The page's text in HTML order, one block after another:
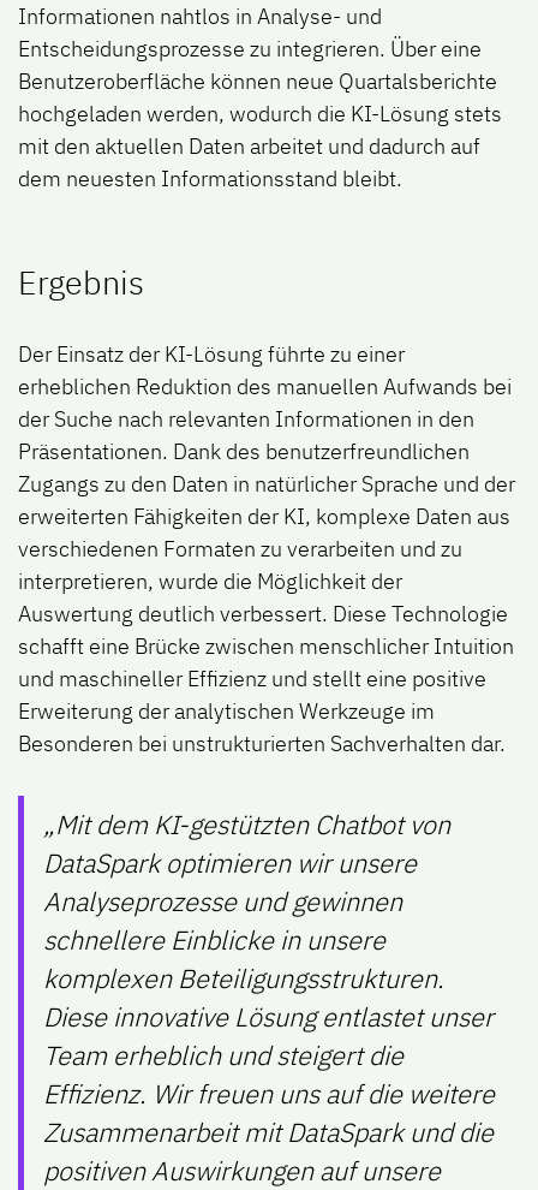
Informationen nahtlos in Analyse- und
Entscheidungsprozesse zu integrieren. Über eine
Benutzeroberfläche können neue Quartalsberichte
hochgeladen werden, wodurch die KI-Lösung stets
mit den aktuellen Daten arbeitet und dadurch auf
dem neuesten Informationsstand bleibt.
Ergebnis
Der Einsatz der KI-Lösung führte zu einer
erheblichen Reduktion des manuellen Aufwands bei
der Suche nach relevanten Informationen in den
Präsentationen. Dank des benutzerfreundlichen
Zugangs zu den Daten in natürlicher Sprache und der
erweiterten Fähigkeiten der KI, komplexe Daten aus
verschiedenen Formaten zu verarbeiten und zu
interpretieren, wurde die Möglichkeit der
Auswertung deutlich verbessert. Diese Technologie
schafft eine Brücke zwischen menschlicher Intuition
und maschineller Effizienz und stellt eine positive
Erweiterung der analytischen Werkzeuge im
Besonderen bei unstrukturierten Sachverhalten dar.
„Mit dem KI-gestützten Chatbot von
DataSpark optimieren wir unsere
Analyseprozesse und gewinnen
schnellere Einblicke in unsere
komplexen Beteiligungsstrukturen.
Diese innovative Lösung entlastet unser
Team erheblich und steigert die
Effizienz. Wir freuen uns auf die weitere
Zusammenarbeit mit DataSpark und die
positiven Auswirkungen auf unsere